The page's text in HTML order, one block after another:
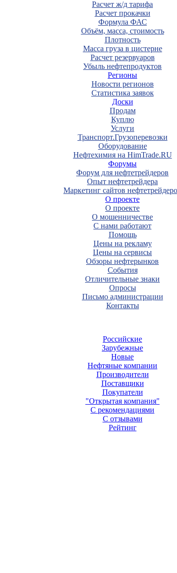
Расчет ж/д тарифа
Расчет прокачки
Формула ФАС
Объём, масса, стоимость
Плотность
Масса груза в цистерне
Расчет резервуаров
Убыль нефтепродуктов
Регионы
Новости регионов
Статистика заявок
Доски
Продам
Куплю
Услуги
Транспорт.Грузоперевозки
Оборудование
Нефтехимия на HimTrade.RU
Форумы
Форум для нефтетрейдеров
Опыт нефтетрейдера
Маркетинг сайтов
О проекте
О проекте
О мошенничестве
С нами работают
Помощь
Цены на рекламу
Цены на сервисы
Обзоры нефтерынков
События
Отличительные знаки
Опросы
Письмо администрации
Контакты
Российские
Зарубежные
Новые
Нефтяные компании
Производители
Поставщики
Покупатели
"Открытая компания"
С рекомендациями
С отзывами
Рейтинг